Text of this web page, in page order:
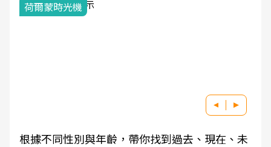
荷爾蒙時光機
根據不同性別與年齡，帶你找到過去、現在、未